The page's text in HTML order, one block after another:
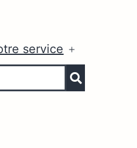
service
le
menu